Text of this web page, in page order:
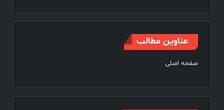
عناوین مطالب
صفحه اصلی